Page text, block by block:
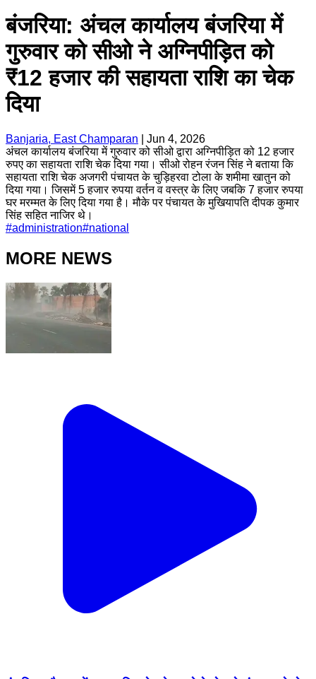
बंजरिया: अंचल कार्यालय बंजरिया में
गुरुवार को सीओ ने अग्निपीड़ित को
₹12 हजार की सहायता राशि का चेक
दिया
Banjaria, East Champaran
Jun 4, 2026
अंचल कार्यालय बंजरिया में गुरुवार को सीओ द्वारा अग्निपीड़ित को 12 हजार
रुपए का सहायता राशि चेक दिया गया। सीओ रोहन रंजन सिंह ने बताया कि
सहायता राशि चेक अजगरी पंचायत के चुड़िहरवा टोला के शमीमा खातुन को
दिया गया। जिसमें 5 हजार रुपया वर्तन व वस्त्र के लिए जबकि 7 हजार रुपया
घर मरम्मत के लिए दिया गया है। मौके पर पंचायत के मुखियापति दीपक कुमार
सिंह सहित नाजिर थे।
#administration#national
MORE NEWS